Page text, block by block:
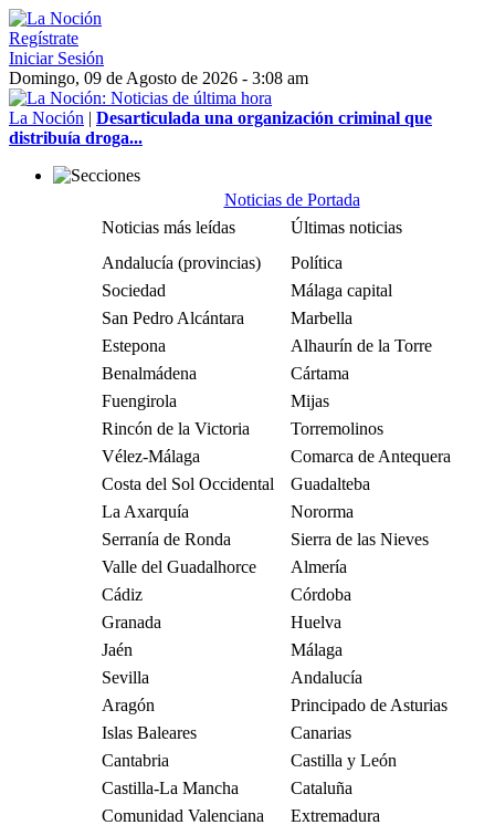
Regístrate
Iniciar Sesión
Domingo, 09 de Agosto de 2026 - 3:08 am
La Noción | Desarticulada una organización criminal que
distribuía droga...
Noticias de Portada
Noticias más leídas
Últimas noticias
Andalucía (provincias)
Política
Sociedad
Málaga capital
San Pedro Alcántara
Marbella
Estepona
Alhaurín de la Torre
Benalmádena
Cártama
Fuengirola
Mijas
Rincón de la Victoria
Torremolinos
Vélez-Málaga
Comarca de Antequera
Costa del Sol Occidental
Guadalteba
La Axarquía
Nororma
Serranía de Ronda
Sierra de las Nieves
Valle del Guadalhorce
Almería
Cádiz
Córdoba
Granada
Huelva
Jaén
Málaga
Sevilla
Andalucía
Aragón
Principado de Asturias
Islas Baleares
Canarias
Cantabria
Castilla y León
Castilla-La Mancha
Cataluña
Comunidad Valenciana
Extremadura